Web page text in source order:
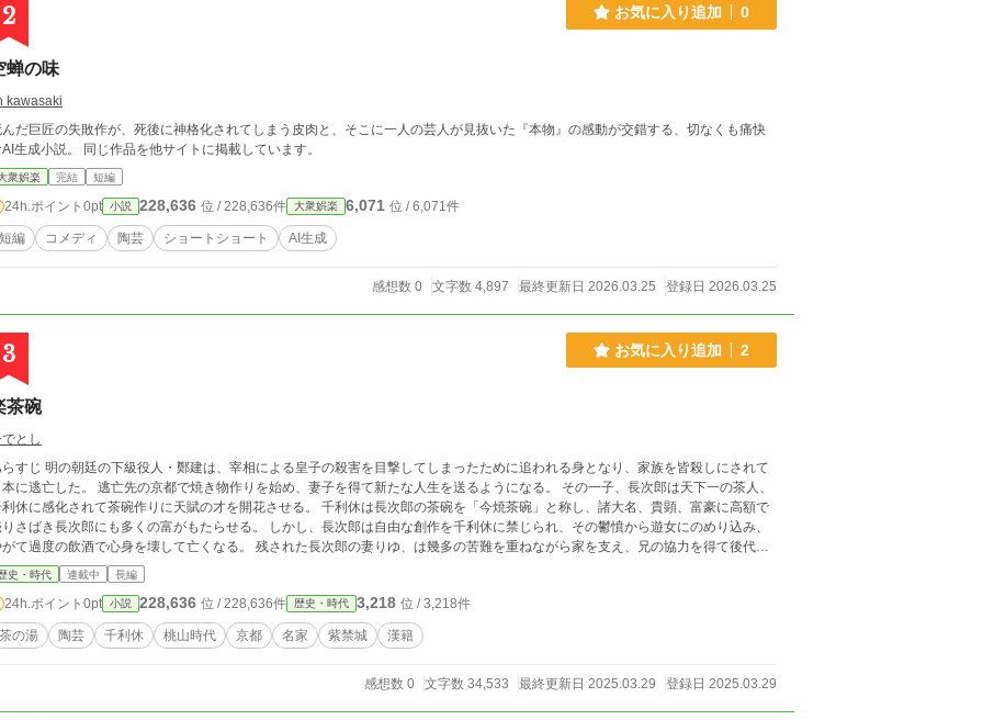
2 お気に入り追加 0
蝉の味
kawasaki
だ巨匠の失敗作が、死後に神格化されてしまう皮肉と、そこに一人の芸人が見抜いた『本物』の感動が交錯する、切なくも痛快
なAI生成小説。 同じ作品を他サイトに掲載しています。
衆娯楽 完結 短編
24h.ポイント 0pt 小説 228,636 位 / 228,636件 大衆娯楽 6,071 位 / 6,071件
短編 コメディ 陶芸 ショートショート AI生成
感想数 0 文字数 4,897 最終更新日 2026.03.25 登録日 2026.03.25
3 お気に入り追加 2
茶碗
とし
は、宰相による皇子の殺害を目撃してしまったために追われる身となり、家族を皆殺しにされて
に逃亡した。 逃亡先の京都で焼き物作りを始め、妻子を得て新たな人生を送るようになる。 その一子、長次郎は天下一の茶人、
休に感化されて茶碗作りに天賦の才を開花させる。 千利休は長次郎の茶碗を「今焼茶碗」と称し、諸大名、貴顕、富豪に高額で
さばき長次郎にも多くの富がもたらせる。 しかし、長次郎は自由な創作を千利休に禁じられ、その鬱憤から遊女にのめり込み、
て過度の飲酒で心身を壊して亡くなる。 残された長次郎の妻りゆ、は幾多の苦難を重ねながら家を支え、兄の協力を得て後代に
楽茶碗の名流、「楽家」を遺すのだった。
史・時代 連載中 長編
24h.ポイント 0pt 小説 228,636 位 / 228,636件 歴史・時代 3,218 位 / 3,218件
茶の湯 陶芸 千利休 桃山時代 京都 名家 紫禁城 漢籍
感想数 0 文字数 34,533 最終更新日 2025.03.29 登録日 2025.03.29